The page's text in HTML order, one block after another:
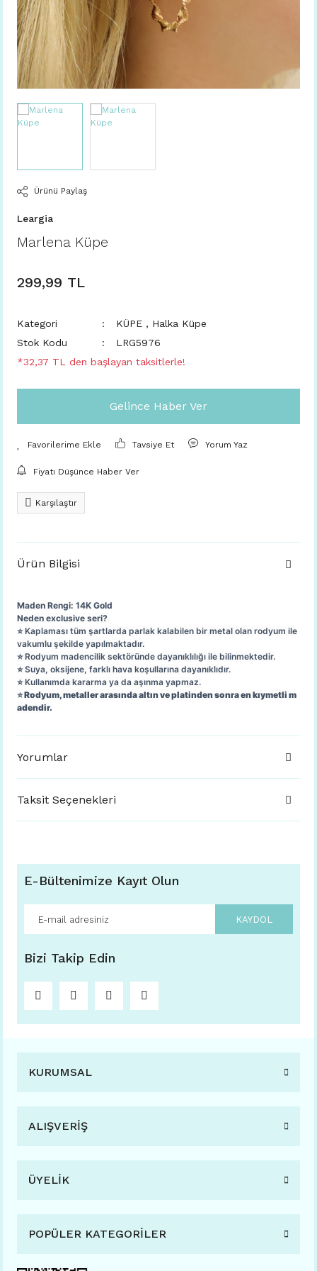
Ürünü Paylaş
Leargia
Marlena Küpe
299,99 TL
Kategori KÜPE , Halka Küpe
Stok Kodu
LRG5976
*32,37 TL den başlayan taksitlerle!
Gelince Haber Ver
Tavsiye Et Yorum Yaz
Fiyatı Düşünce Haber Ver
Karşılaştır
Ürün Bilgisi
Maden Rengi: 14K Gold
Neden exclusive seri?
⭐️ Kaplaması tüm şartlarda parlak kalabilen bir metal olan rodyum ile
vakumlu şekilde yapılmaktadır.
⭐️ Rodyum madencilik sektöründe dayanıklılığı ile bilinmektedir.
⭐️ Suya, oksijene, farklı hava koşullarına dayanıklıdır.
⭐️ Kullanımda kararma ya da aşınma yapmaz.
⭐️ Rodyum, metaller arasında altın ve platinden sonra en kıymetli m
adendir.
Yorumlar
Taksit Seçenekleri
E-Bültenimize Kayıt Olun
KAYDOL
Bizi Takip Edin
KURUMSAL
ALIŞVERİŞ
ÜYELİK
POPÜLER KATEGORİLER